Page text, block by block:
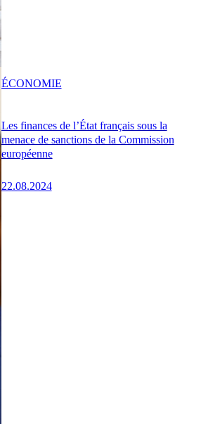
Les finances de l’État français sous la
menace de sanctions de la Commission
européenne
22.08.2024
ÉCONOMIE